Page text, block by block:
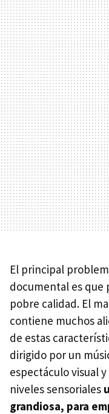
El principal
documental es que
pobre calidad. El
contiene muchos
de estas
dirigido por un
espectáculo visual
niveles sensoriales
grandiosa, para